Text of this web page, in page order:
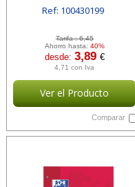
Ref: 100430199
Tarifa :6,45
Ahorro hasta: 40%
desde: 3,89 €
4,71 con Iva
Ver el Producto
Comparar